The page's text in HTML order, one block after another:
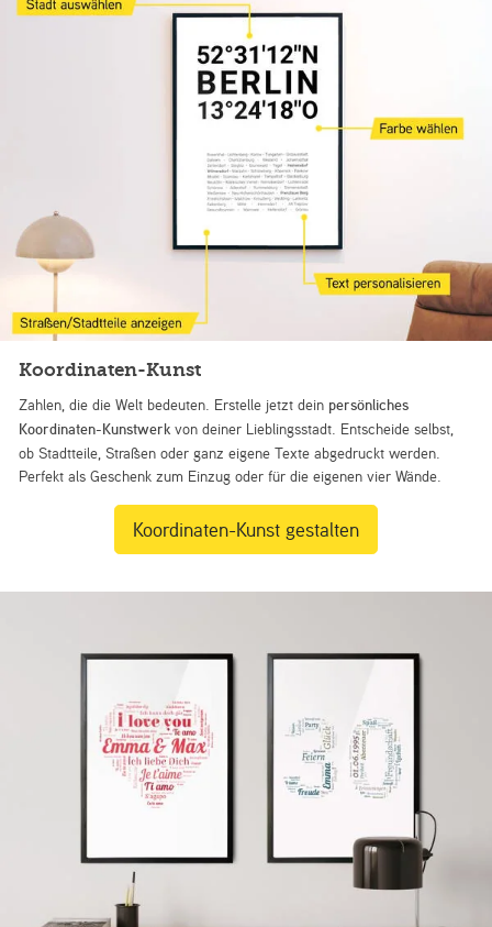
Koordinaten-Kunst
Zahlen, die die Welt bedeuten. Erstelle jetzt dein persönliches
Koordinaten-Kunstwerk von deiner Lieblingsstadt. Entscheide selbst,
ob Stadtteile, Straßen oder ganz eigene Texte abgedruckt werden.
Perfekt als Geschenk zum Einzug oder für die eigenen vier Wände.
Koordinaten-Kunst gestalten